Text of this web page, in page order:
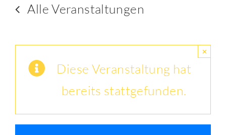
Werbepartner
Alle Veranstaltungen
Diese Veranstaltung hat
bereits stattgefunden.
×